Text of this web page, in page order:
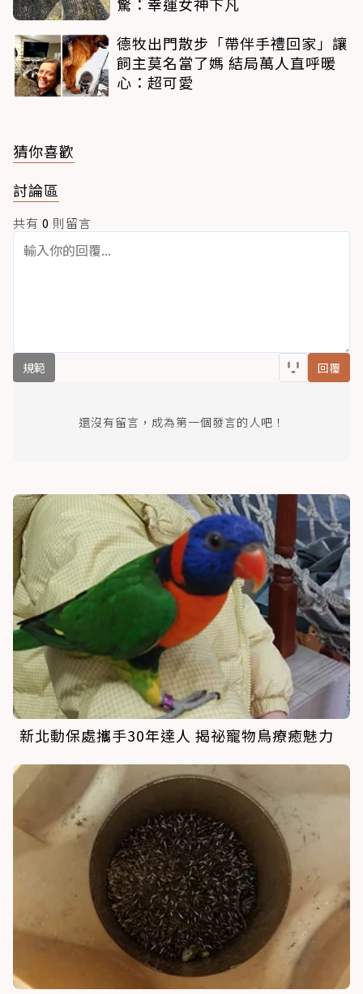
驚：幸運女神下凡
德牧出門散步「帶伴手禮回家」讓
飼主莫名當了媽 結局萬人直呼暖
心：超可愛
猜你喜歡
討論區
共有 0 則留言
規範 回覆
還沒有留言，成為第一個發言的人吧！
新北動保處攜手30年達人 揭祕寵物鳥療癒魅力